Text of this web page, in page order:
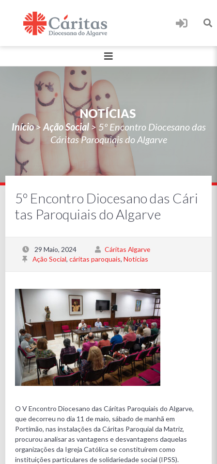
NOTÍCIAS
Início> Ação Social > 5º Encontro Diocesano das
Cáritas Paroquiais do Algarve
5º Encontro Diocesano das Cári
tas Paroquiais do Algarve
29 Maio, 2024
Cáritas Algarve
Ação Social,cáritas paroquais,Notícias
O V Encontro Diocesano das Cáritas Paroquiais do Algarve,
que decorreu no dia 11 de maio, sábado de manhã em
Portimão, nas instalações da Cáritas Paroquial da Matriz,
procurou analisar as vantagens e desvantagens daquelas
organizações da Igreja Católica se constituírem como
instituições particulares de solidariedade social (IPSS).